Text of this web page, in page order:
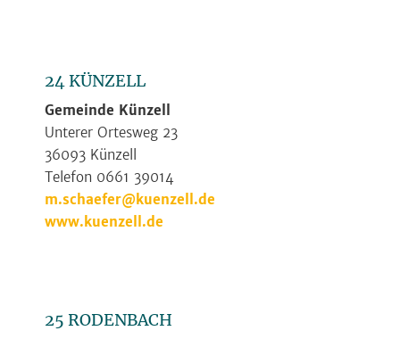
24 KÜNZELL
Gemeinde Künzell
Unterer Ortesweg 23
36093 Künzell
Telefon 0661 39014
m.schaefer@kuenzell.de
www.kuenzell.de
25 RODENBACH